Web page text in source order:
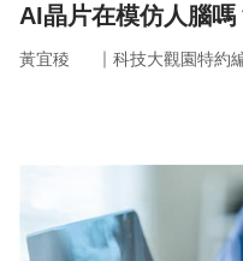
AI晶片在模仿人腦
黃宜稜 ｜ 科技大觀園特約